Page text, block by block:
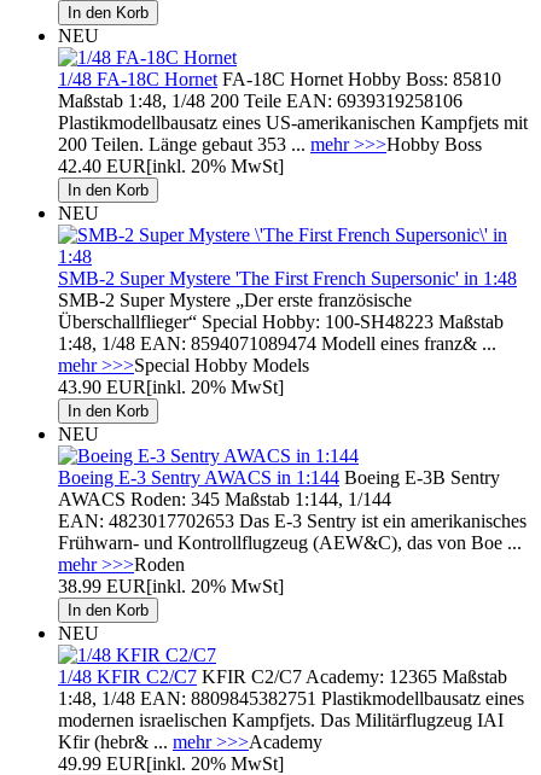
NEU
1/48 FA-18C Hornet FA-18C Hornet Hobby Boss: 85810
Maßstab 1:48, 1/48 200 Teile EAN: 6939319258106
Plastikmodellbausatz eines US-amerikanischen Kampfjets mit
200 Teilen. Länge gebaut 353 ... mehr >>>Hobby Boss
42.40 EUR[inkl. 20% MwSt]
NEU
SMB-2 Super Mystere 'The First French Supersonic' in 1:48
SMB-2 Super Mystere „Der erste französische
Überschallflieger“ Special Hobby: 100-SH48223 Maßstab
1:48, 1/48 EAN: 8594071089474 Modell eines franz& ...
mehr >>>Special Hobby Models
43.90 EUR[inkl. 20% MwSt]
NEU
Boeing E-3 Sentry AWACS in 1:144 Boeing E-3B Sentry
AWACS Roden: 345 Maßstab 1:144, 1/144
EAN: 4823017702653 Das E-3 Sentry ist ein amerikanisches
Frühwarn- und Kontrollflugzeug (AEW&C), das von Boe ...
mehr >>>Roden
38.99 EUR[inkl. 20% MwSt]
NEU
1/48 KFIR C2/C7 KFIR C2/C7 Academy: 12365 Maßstab
1:48, 1/48 EAN: 8809845382751 Plastikmodellbausatz eines
modernen israelischen Kampfjets. Das Militärflugzeug IAI
Kfir (hebr& ... mehr >>>Academy
49.99 EUR[inkl. 20% MwSt]